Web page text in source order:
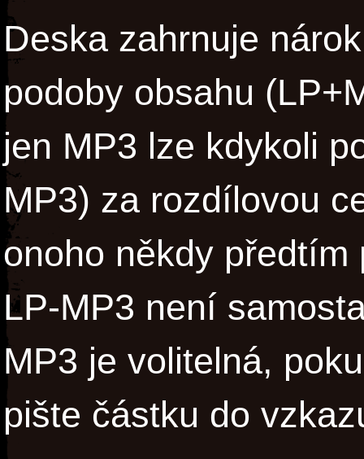
Deska zahrnuje
podoby obsahu
jen MP3 lze kdykoli
MP3) za rozdílovou
onoho někdy
LP-MP3 není
MP3 je volitelná,
pište částku do